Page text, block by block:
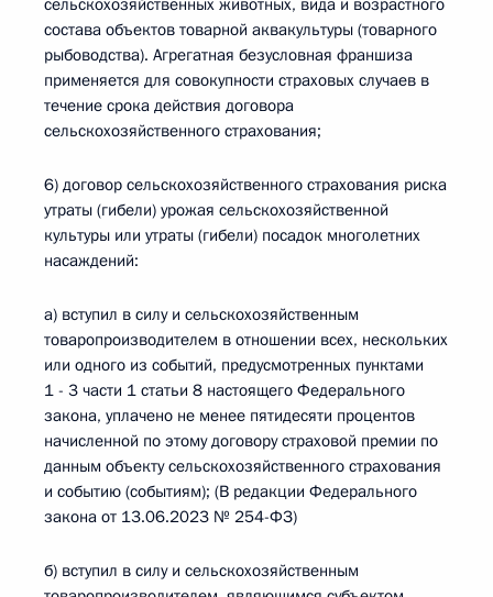
сельскохозяйственных животных, вида и возрастного
состава объектов товарной аквакультуры (товарного
рыбоводства). Агрегатная безусловная франшиза
применяется для совокупности страховых случаев в
течение срока действия договора
сельскохозяйственного страхования;
6) договор сельскохозяйственного страхования риска
утраты (гибели) урожая сельскохозяйственной
культуры или утраты (гибели) посадок многолетних
насаждений:
а) вступил в силу и сельскохозяйственным
товаропроизводителем в отношении всех, нескольких
или одного из событий, предусмотренных пунктами
1 - 3 части 1 статьи 8 настоящего Федерального
закона, уплачено не менее пятидесяти процентов
начисленной по этому договору страховой премии по
данным объекту сельскохозяйственного страхования
и событию (событиям); (В редакции Федерального
закона от 13.06.2023 № 254-ФЗ)
б) вступил в силу и сельскохозяйственным